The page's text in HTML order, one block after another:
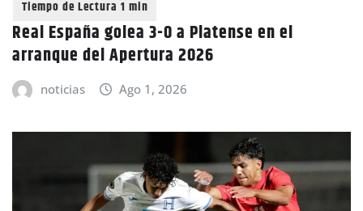
Real España golea 3-0 a Platense en el
arranque del Apertura 2026
noticias Ago 1, 2026